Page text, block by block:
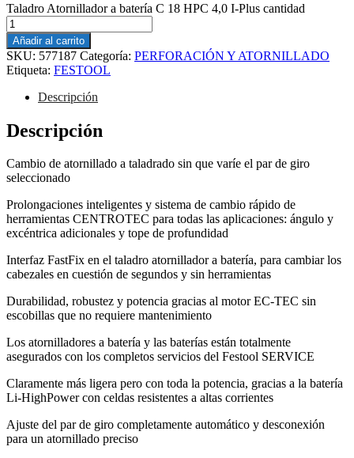
Taladro Atornillador a batería C 18 HPC 4,0 I-Plus cantidad
Añadir al carrito
SKU: 577187 Categoría: PERFORACIÓN Y ATORNILLADO
Etiqueta: FESTOOL
Descripción
Descripción
Cambio de atornillado a taladrado sin que varíe el par de giro
seleccionado
Prolongaciones inteligentes y sistema de cambio rápido de
herramientas CENTROTEC para todas las aplicaciones: ángulo y
excéntrica adicionales y tope de profundidad
Interfaz FastFix en el taladro atornillador a batería, para cambiar los
cabezales en cuestión de segundos y sin herramientas
Durabilidad, robustez y potencia gracias al motor EC-TEC sin
escobillas que no requiere mantenimiento
Los atornilladores a batería y las baterías están totalmente
asegurados con los completos servicios del Festool SERVICE
Claramente más ligera pero con toda la potencia, gracias a la batería
Li-HighPower con celdas resistentes a altas corrientes
Ajuste del par de giro completamente automático y desconexión
para un atornillado preciso